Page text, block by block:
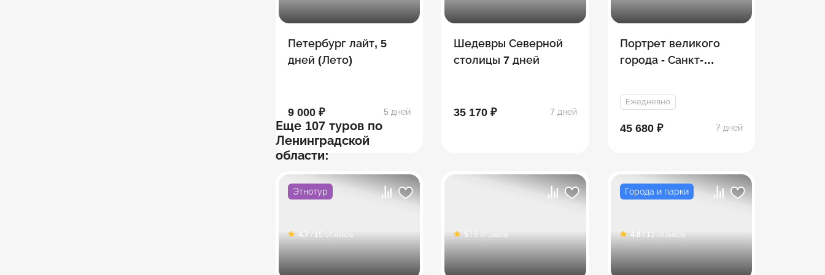
Петербург лайт, 5
дней (Лето)
9 000 ₽ 5 дней
Шедевры Северной
столицы 7 дней
35 170 ₽ 7 дней
Портрет великого
города - Санкт-
Ежедневно
45 680 ₽ 7 дней
Еще 107 туров по
Ленинградской
области:
Этнотур
4.7 / 15 отзывов 5 / 5 отзывов
Города и парки
4.8 / 13 отзывов